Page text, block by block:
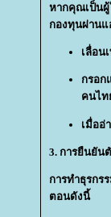
หากคุณเป็นผู้
กองทุนผ่าน
เลื่อน
กรอก
คนไท
เมื่ออ่
3. การยืนยัน
การทำธุรกร
ตอนดังนี้